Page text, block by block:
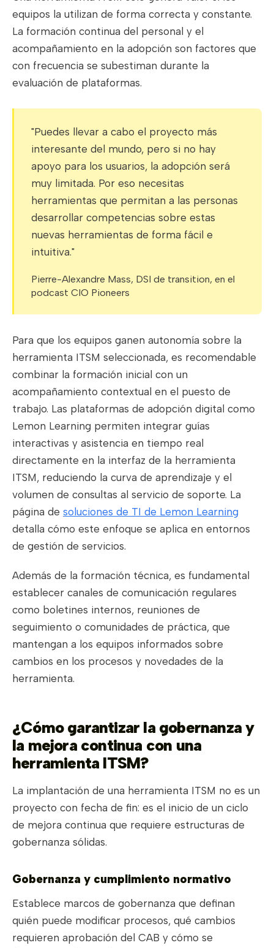
equipos la utilizan de forma correcta y constante.
La formación continua del personal y el
acompañamiento en la adopción son factores que
con frecuencia se subestiman durante la
evaluación de plataformas.
"Puedes llevar a cabo el proyecto más
interesante del mundo, pero si no hay
apoyo para los usuarios, la adopción será
muy limitada. Por eso necesitas
herramientas que permitan a las personas
desarrollar competencias sobre estas
nuevas herramientas de forma fácil e
intuitiva."
Pierre-Alexandre Mass, DSI de transition, en el
podcast CIO Pioneers
Para que los equipos ganen autonomía sobre la
herramienta ITSM seleccionada, es recomendable
combinar la formación inicial con un
acompañamiento contextual en el puesto de
trabajo. Las plataformas de adopción digital como
Lemon Learning permiten integrar guías
interactivas y asistencia en tiempo real
directamente en la interfaz de la herramienta
ITSM, reduciendo la curva de aprendizaje y el
volumen de consultas al servicio de soporte. La
página de soluciones de TI de Lemon Learning
detalla cómo este enfoque se aplica en entornos
de gestión de servicios.
Además de la formación técnica, es fundamental
establecer canales de comunicación regulares
como boletines internos, reuniones de
seguimiento o comunidades de práctica, que
mantengan a los equipos informados sobre
cambios en los procesos y novedades de la
herramienta.
¿Cómo garantizar la gobernanza y
la mejora continua con una
herramienta ITSM?
La implantación de una herramienta ITSM no es un
proyecto con fecha de fin: es el inicio de un ciclo
de mejora continua que requiere estructuras de
gobernanza sólidas.
Gobernanza y cumplimiento normativo
Establece marcos de gobernanza que definan
quién puede modificar procesos, qué cambios
requieren aprobación del CAB y cómo se